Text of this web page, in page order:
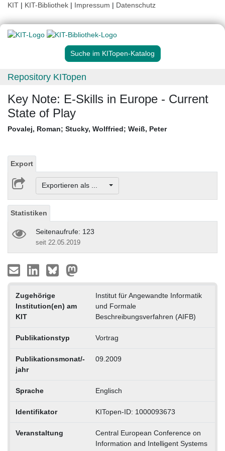
KIT | KIT-Bibliothek | Impressum | Datenschutz
Suche im KITopen-Katalog
Repository KITopen
Key Note: E-Skills in Europe - Current
State of Play
Povalej, Roman; Stucky, Wolffried; Weiß, Peter
Export
Exportieren als ...
Statistiken
Seitenaufrufe: 123
seit 22.05.2019
Zugehörige
Institution(en) am
KIT
Institut für Angewandte Informatik
und Formale
Beschreibungsverfahren (AIFB)
Publikationstyp Vortrag
Publikationsmonat/-
jahr
09.2009
Sprache Englisch
Identifikator KITopen-ID: 1000093673
Veranstaltung
Central European Conference on
Information and Intelligent Systems